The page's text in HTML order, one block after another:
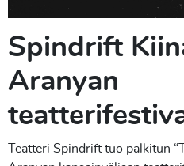
Spindrift
Aranyan
Teatteri Spindrift tuo palkitun